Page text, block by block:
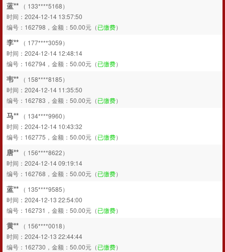
蓝** （ 133****5168）
时间：2024-12-14 13:57:50
编号：162798，金额：50.00元（已缴费）
李** （ 177****3059）
时间：2024-12-14 12:48:14
编号：162794，金额：50.00元（已缴费）
韦** （ 158****8185）
时间：2024-12-14 11:35:50
编号：162783，金额：50.00元（已缴费）
马** （ 134****9960）
时间：2024-12-14 10:43:32
编号：162775，金额：50.00元（已缴费）
唐** （ 156****8622）
时间：2024-12-14 09:19:14
编号：162768，金额：50.00元（已缴费）
蓝** （ 135****9585）
时间：2024-12-13 22:54:00
编号：162731，金额：50.00元（已缴费）
黄** （ 156****0018）
时间：2024-12-13 22:44:44
编号：162730，金额：50.00元（已缴费）